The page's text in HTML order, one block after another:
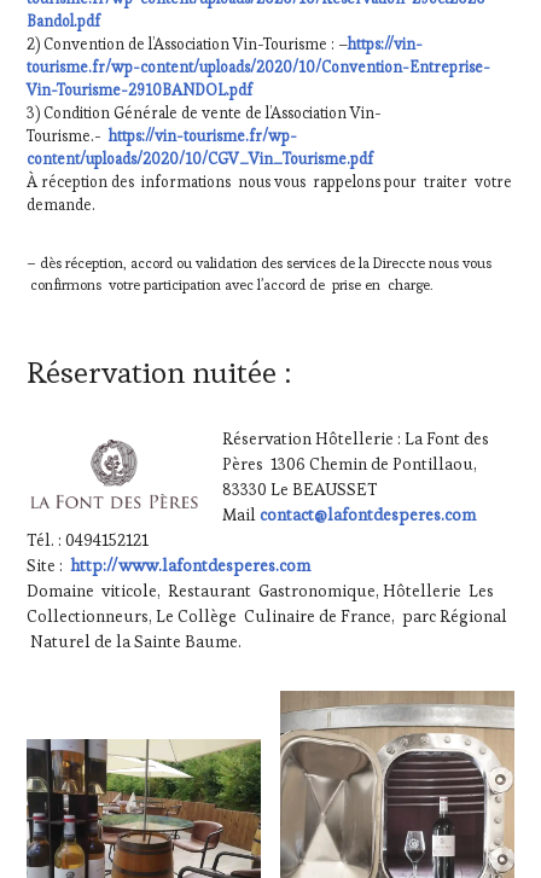
Bandol.pdf
2) Convention de l’Association Vin-Tourisme : –https://vin-
tourisme.fr/wp-content/uploads/2020/10/Convention-Entreprise-
Vin-Tourisme-2910BANDOL.pdf
3) Condition Générale de vente de l’Association Vin-
Tourisme.-https://vin-tourisme.fr/wp-
content/uploads/2020/10/CGV_Vin_Tourisme.pdf
À réception des informations nous vous rappelons pour traiter votre
demande.
– dès réception, accord ou validation des services de la Direccte nous vous
confirmons votre participation avec l’accord de prise en charge.
Réservation nuitée :
Réservation Hôtellerie : La Font des
Pères 1306 Chemin de Pontillaou,
83330 Le BEAUSSET
Mailcontact@lafontdesperes.com
Tél. : 0494152121
Site :http://www.lafontdesperes.com
Domaine viticole, Restaurant Gastronomique, Hôtellerie Les
Collectionneurs, Le Collège Culinaire de France, parc Régional
Naturel de la Sainte Baume.